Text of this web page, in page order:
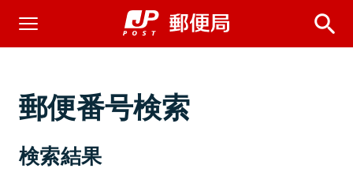
郵便番号検索
検索結果